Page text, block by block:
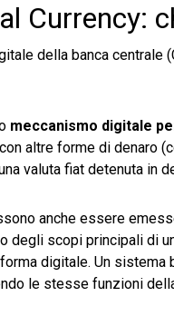
Currency:
della banca
meccanismo digitale
altre forme di denaro
valuta fiat detenuta in
anche essere
degli scopi principali di
digitale. Un
le stesse funzioni